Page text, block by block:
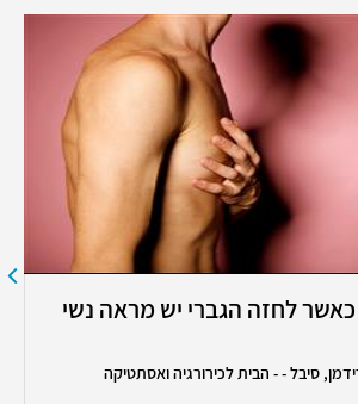
כאשר לחזה הגברי יש מראה נשי
סיבל - - הבית לכירורגיה ואסתטיקה